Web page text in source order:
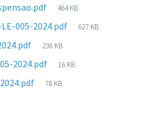
arquivo:
Tamanho
arquivo:
464 KB
005-2024.pdf
Tamanho
627 KB
Tamanho
arquivo:
236 KB
2024.pdf
Tamanho
arquivo:
16 KB
Tamanho
78 KB